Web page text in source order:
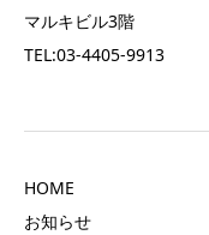
マルキビル3階
TEL:03-4405-9913
HOME
お知らせ